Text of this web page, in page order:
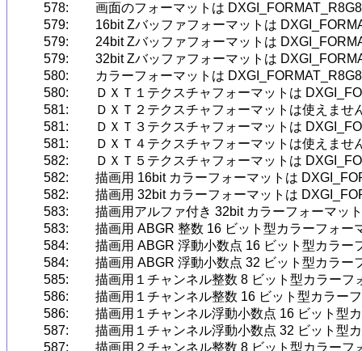
578:	画面のフォーマットは DXGI_FORMAT_R8G8B8A8_UNORM です
579:	16bit Zバッファフォーマットは DXGI_FORMAT_D16_UNORM です
579:	24bit Zバッファフォーマットは DXGI_FORMAT_D24_UNORM_S8_UINT です
579:	32bit Zバッファフォーマットは DXGI_FORMAT_D32_FLOAT です
580:	カラーフォーマットは DXGI_FORMAT_R8G8B8A8_UNORM です
580:	ＤＸＴ１テクスチャフォーマットは DXGI_FORMAT_BC1_UNORM です
581:	ＤＸＴ２テクスチャフォーマットは使えません
581:	ＤＸＴ３テクスチャフォーマットは DXGI_FORMAT_BC2_UNORM です
581:	ＤＸＴ４テクスチャフォーマットは使えません
582:	ＤＸＴ５テクスチャフォーマットは DXGI_FORMAT_BC3_UNORM です
582:	描画用 16bit カラーフォーマットは DXGI_FORMAT_B5G6R5_UNORM です
582:	描画用 32bit カラーフォーマットは DXGI_FORMAT_B8G8R8X8_UNORM です
583:	描画用アルファ付き 32bit カラーフォーマットは DXGI_FORMAT_R8G8B8A8_UNORM です
583:	描画用 ABGR 整数 16 ビット型カラーフォーマットは DXGI_FORMAT_R16G16B16A16_UNORM です
584:	描画用 ABGR 浮動小数点 16 ビット型カラーフォーマットは DXGI_FORMAT_R16G16B16A16_FLOAT です
584:	描画用 ABGR 浮動小数点 32 ビット型カラーフォーマットは DXGI_FORMAT_R32G32B32A32_FLOAT です
585:	描画用１チャンネル整数 8 ビット型カラーフォーマットは DXGI_FORMAT_R8_UNORM です
586:	描画用１チャンネル整数 16 ビット型カラーフォーマットは DXGI_FORMAT_R16_UNORM です
586:	描画用１チャンネル浮動小数点 16 ビット型カラーフォーマットは DXGI_FORMAT_R16_FLOAT です
587:	描画用１チャンネル浮動小数点 32 ビット型カラーフォーマットは DXGI_FORMAT_R32_FLOAT です
587:	描画用２チャンネル整数 8 ビット型カラーフォーマットは DXGI_FORMAT_R8G8_UNORM です